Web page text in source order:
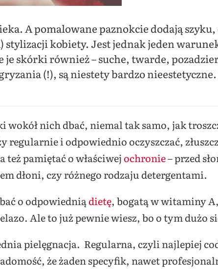
A pomalowane paznokcie dodają
kobiety. Jest jednak jeden
je skórki również – suche, twarde,
(!), są niestety bardzo
wokół nich dbać, niemal tak samo, jak
regularnie i odpowiednio oczyszczać,
pamiętać o właściwejochronie– przed
dłoni, czy różnego rodzaju detergentami.
o odpowiedniądietę, bogatą w witaminy
Ale to już pewnie wiesz, bo o tym dużo
pielęgnacja. Regularna, czyli najlepiej
że żaden specyfik, nawet